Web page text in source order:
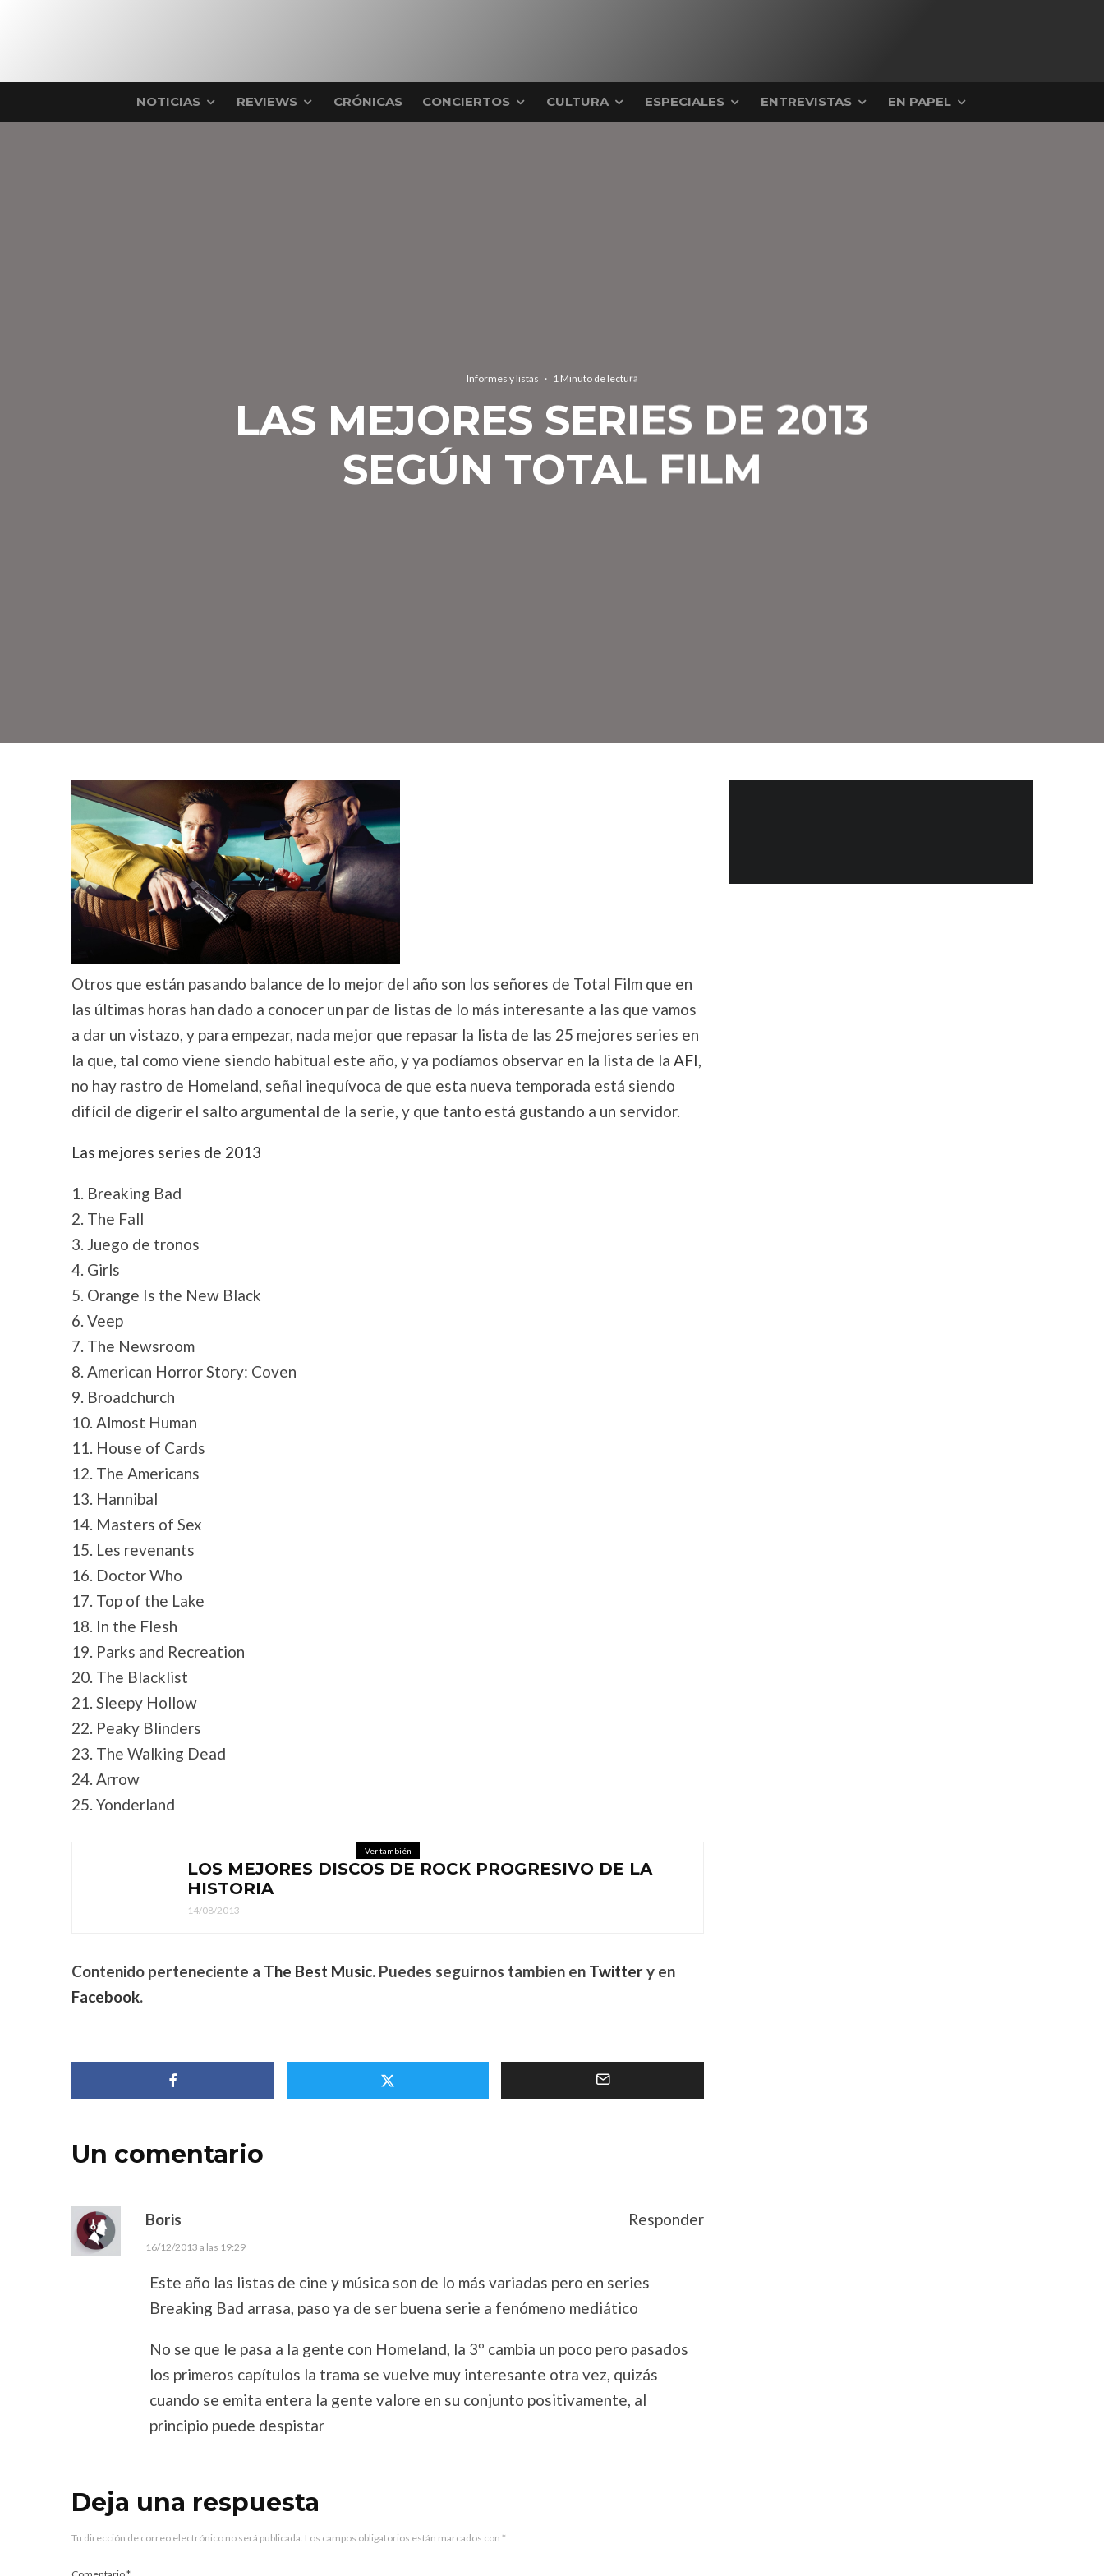
NOTICIAS REVIEWS CRÓNICAS CONCIERTOS CULTURA ESPECIALES ENTREVISTAS EN PAPEL
Informes y listas · 1 Minuto de lectura
LAS MEJORES SERIES DE 2013
SEGÚN TOTAL FILM
Otros que están pasando balance de lo mejor del año son los señores de Total Film que en
las últimas horas han dado a conocer un par de listas de lo más interesante a las que vamos
a dar un vistazo, y para empezar, nada mejor que repasar la lista de las 25 mejores series en
la que, tal como viene siendo habitual este año, y ya podíamos observar en la lista de la AFI,
no hay rastro de Homeland, señal inequívoca de que esta nueva temporada está siendo
difícil de digerir el salto argumental de la serie, y que tanto está gustando a un servidor.
Las mejores series de 2013
1. Breaking Bad
2. The Fall
3. Juego de tronos
4. Girls
5. Orange Is the New Black
6. Veep
7. The Newsroom
8. American Horror Story: Coven
9. Broadchurch
10. Almost Human
11. House of Cards
12. The Americans
13. Hannibal
14. Masters of Sex
15. Les revenants
16. Doctor Who
17. Top of the Lake
18. In the Flesh
19. Parks and Recreation
20. The Blacklist
21. Sleepy Hollow
22. Peaky Blinders
23. The Walking Dead
24. Arrow
25. Yonderland
Ver también
LOS MEJORES DISCOS DE ROCK PROGRESIVO DE LA
HISTORIA
14/08/2013
Contenido perteneciente a The Best Music. Puedes seguirnos tambien en Twittery en
Facebook.
Un comentario
Boris
16/12/2013 a las 19:29
Este año las listas de cine y música son de lo más variadas pero en series
Breaking Bad arrasa, paso ya de ser buena serie a fenómeno mediático
No se que le pasa a la gente con Homeland, la 3º cambia un poco pero pasados
los primeros capítulos la trama se vuelve muy interesante otra vez, quizás
cuando se emita entera la gente valore en su conjunto positivamente, al
principio puede despistar
Responder
Deja una respuesta
Tu dirección de correo electrónico no será publicada. Los campos obligatorios están marcados con *